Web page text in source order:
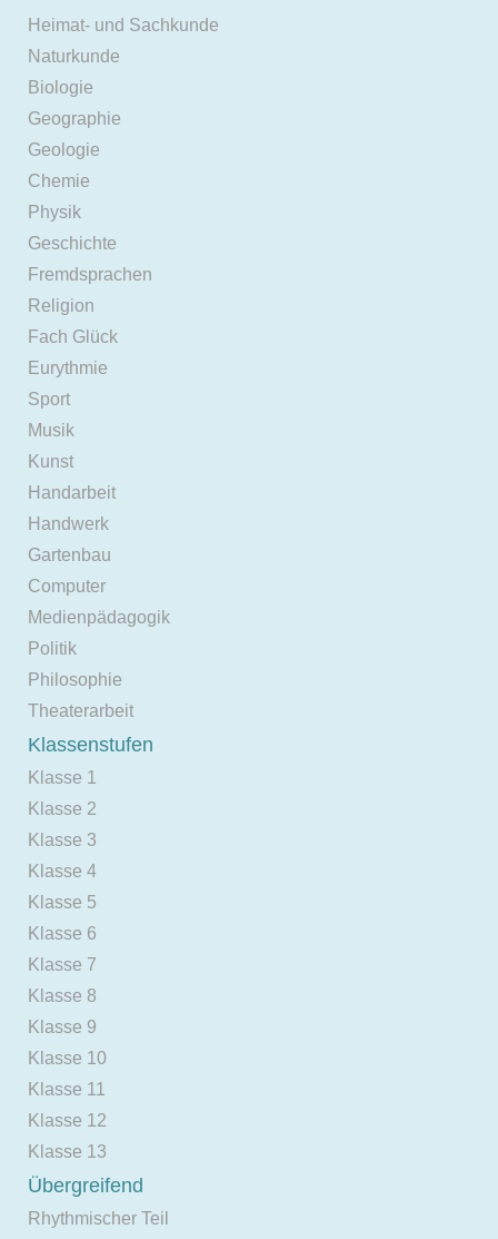
Heimat- und Sachkunde
Naturkunde
Biologie
Geographie
Geologie
Chemie
Physik
Geschichte
Fremdsprachen
Religion
Fach Glück
Eurythmie
Sport
Musik
Kunst
Handarbeit
Handwerk
Gartenbau
Computer
Medienpädagogik
Politik
Philosophie
Theaterarbeit
Klassenstufen
Klasse 1
Klasse 2
Klasse 3
Klasse 4
Klasse 5
Klasse 6
Klasse 7
Klasse 8
Klasse 9
Klasse 10
Klasse 11
Klasse 12
Klasse 13
Übergreifend
Rhythmischer Teil